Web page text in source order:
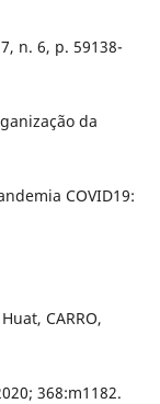
n. 6, p. 59138-
da
COVID19:
CARRO,
368:m1182.